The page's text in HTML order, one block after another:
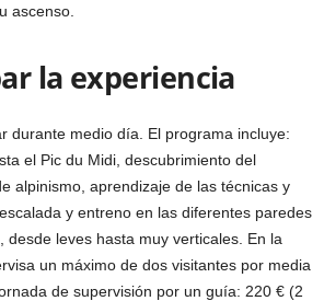
ascenso.
la experiencia
durante medio día. El programa incluye:
el Pic du Midi, descubrimiento del
alpinismo, aprendizaje de las técnicas y
y entreno en las diferentes paredes
desde leves hasta muy verticales. En la
un máximo de dos visitantes por media
de supervisión por un guía: 220 € (2